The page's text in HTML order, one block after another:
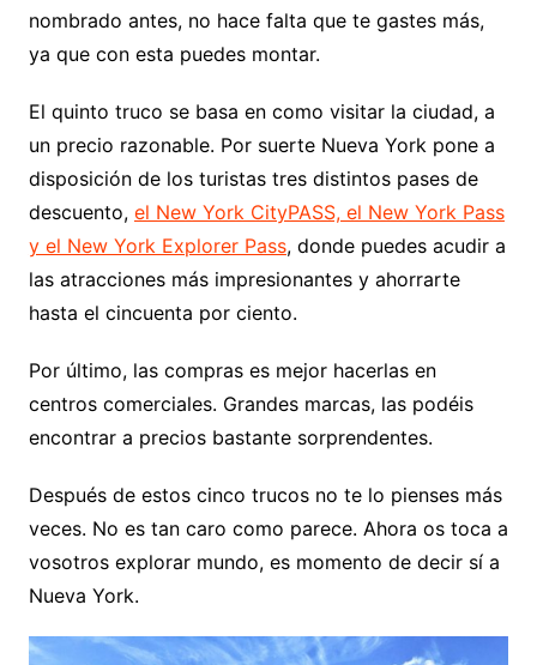
nombrado antes, no hace falta que te gastes más,
ya que con esta puedes montar.
El quinto truco se basa en como visitar la ciudad, a
un precio razonable. Por suerte Nueva York pone a
disposición de los turistas tres distintos pases de
descuento, el New York CityPASS, el New York Pass
y el New York Explorer Pass, donde puedes acudir a
las atracciones más impresionantes y ahorrarte
hasta el cincuenta por ciento.
Por último, las compras es mejor hacerlas en
centros comerciales. Grandes marcas, las podéis
encontrar a precios bastante sorprendentes.
Después de estos cinco trucos no te lo pienses más
veces. No es tan caro como parece. Ahora os toca a
vosotros explorar mundo, es momento de decir sí a
Nueva York.